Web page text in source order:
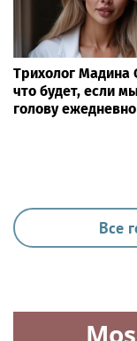
Трихолог Мадина
что будет, если
голову ежедневно
Все